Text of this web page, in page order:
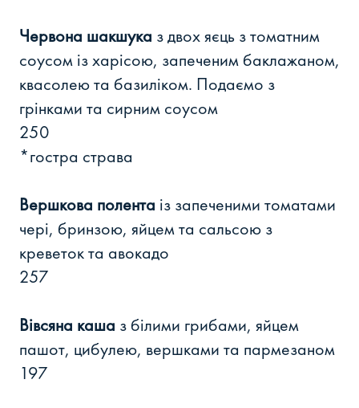
Червона шакшука з двох яєць з томатним
соусом із харісою, запеченим баклажаном,
квасолею та базиліком. Подаємо з
грінками та сирним соусом
250
*гостра страва
Вершкова полента із запеченими томатами
чері, бринзою, яйцем та сальсою з
креветок та авокадо
257
Вівсяна каша з білими грибами, яйцем
пашот, цибулею, вершками та пармезаном
197